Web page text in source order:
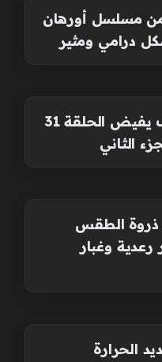
عرض الحلقة 24 من مسلسل أورهان
درامي ومثير
مسلسل هذا البحر سوف يفيض الحلقة 31
الثاني
ذروة الطقس
رعدية وغبار
الحرارة